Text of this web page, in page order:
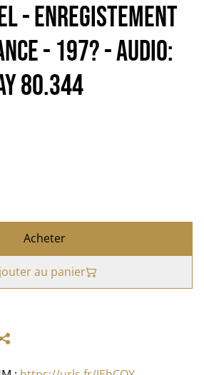
- Enregistement
- 197? - Audio:
80.344
Acheter
au panier